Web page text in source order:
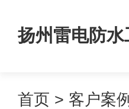
扬州雷电防水
首页 > 客户案例